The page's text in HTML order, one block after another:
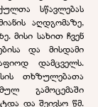
სწავლებას
აღდგომაზე,
მისი სახით ჩვენ
და მისდამი
დამცველს.
თხზულებათა
გამოცემაში
და შეივსო წმ.